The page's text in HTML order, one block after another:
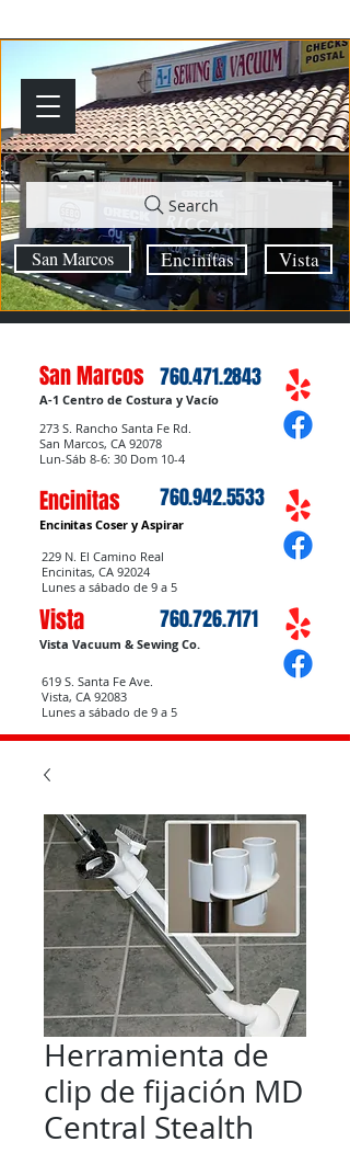
Vista
Encinitas
San Marcos
Search
760.471.2843
A-1 Centro de Costura y Vacío
273 S. Rancho Santa Fe Rd.
San Marcos, CA 92078
Lun-Sáb 8-6: 30 Dom 10-4
San Marcos
Encinitas
Encinitas Coser y Aspirar
760.942.5533
229 N. El Camino Real
Encinitas, CA 92024
Lunes a sábado de 9 a 5
Vista 760.726.7171
Vista Vacuum & Sewing Co.
619 S. Santa Fe Ave.
Vista, CA 92083
Lunes a sábado de 9 a 5
Herramienta de
clip de fijación MD
Central Stealth